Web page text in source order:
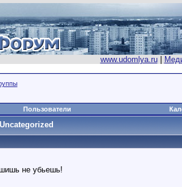
www.udomlya.ru|
Пользователи
Uncategorized
не убьешь!